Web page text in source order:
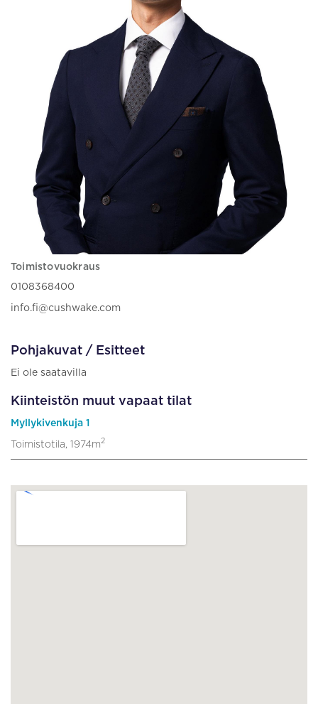
Toimistovuokraus
0108368400
info.fi@cushwake.com
Pohjakuvat / Esitteet
Ei ole saatavilla
Kiinteistön muut vapaat tilat
Myllykivenkuja 1
Toimistotila, 1974m2